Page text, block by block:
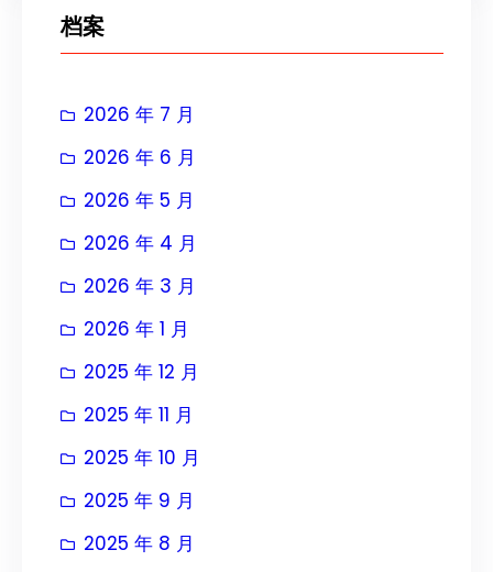
档案
2026 年 7 月
2026 年 6 月
2026 年 5 月
2026 年 4 月
2026 年 3 月
2026 年 1 月
2025 年 12 月
2025 年 11 月
2025 年 10 月
2025 年 9 月
2025 年 8 月